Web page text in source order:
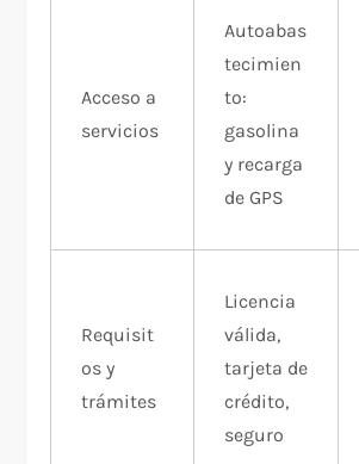
Acceso a
servicios
Autoabas
tecimien
to:
gasolina
y recarga
de GPS
Requisit
os y
trámites
Licencia
válida,
tarjeta de
crédito,
seguro